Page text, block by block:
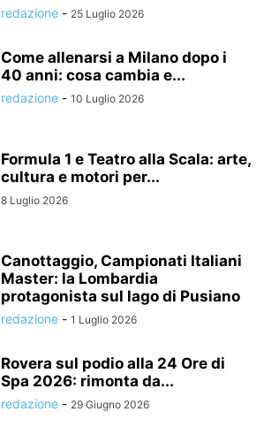
redazione - 25 Luglio 2026
Come allenarsi a Milano dopo i
40 anni: cosa cambia e...
redazione - 10 Luglio 2026
Formula 1 e Teatro alla Scala: arte,
cultura e motori per...
8 Luglio 2026
Canottaggio, Campionati Italiani
Master: la Lombardia
protagonista sul lago di Pusiano
redazione - 1 Luglio 2026
Rovera sul podio alla 24 Ore di
Spa 2026: rimonta da...
redazione - 29 Giugno 2026